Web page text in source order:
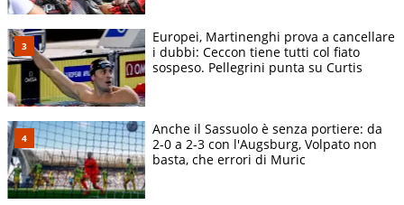
Europei, Martinenghi prova a cancellare
i dubbi: Ceccon tiene tutti col fiato
sospeso. Pellegrini punta su Curtis
Anche il Sassuolo è senza portiere: da
2-0 a 2-3 con l'Augsburg, Volpato non
basta, che errori di Muric